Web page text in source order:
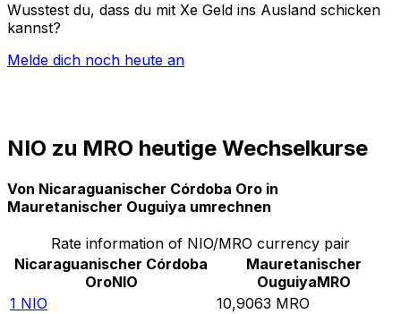
Wusstest du, dass du mit Xe Geld ins Ausland schicken
kannst?
Melde dich noch heute an
NIO zu MRO heutige Wechselkurse
Von Nicaraguanischer Córdoba Oro in
Mauretanischer Ouguiya umrechnen
Rate information of NIO/MRO currency pair
Nicaraguanischer Córdoba
OroNIO
Mauretanischer
OuguiyaMRO
1 NIO 10,9063 MRO